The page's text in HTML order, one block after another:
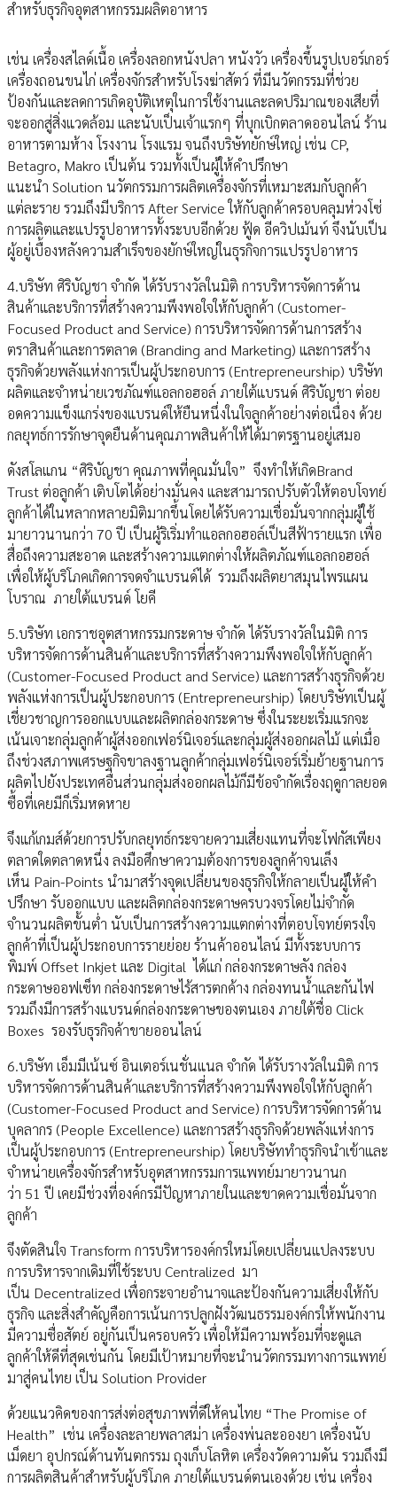
สำหรับธุรกิจอุตสาหกรรมผลิตอาหาร
เช่น เครื่องสไลด์เนื้อ เครื่องลอกหนังปลา หนังวัว เครื่องขึ้นรูปเบอร์เกอร์
เครื่องถอนขนไก่ เครื่องจักรสำหรับโรงฆ่าสัตว์ ที่มีนวัตกรรมที่ช่วย
ป้องกันและลดการเกิดอุบัติเหตุในการใช้งานและลดปริมาณของเสียที่
จะออกสู่สิ่งแวดล้อม และนับเป็นเจ้าแรกๆ ที่บุกเบิกตลาดออนไลน์ ร้าน
อาหารตามห้าง โรงงาน โรงแรม จนถึงบริษัทยักษ์ใหญ่ เช่น CP,
Betagro, Makro เป็นต้น รวมทั้งเป็นผู้ให้คำปรึกษา
แนะนำ Solution นวัตกรรมการผลิตเครื่องจักรที่เหมาะสมกับลูกค้า
แต่ละราย รวมถึงมีบริการ After Service ให้กับลูกค้าครอบคลุมห่วงโซ่
การผลิตและแปรรูปอาหารทั้งระบบอีกด้วย ฟู้ด อีควิปเม้นท์ จึงนับเป็น
ผู้อยู่เบื้องหลังความสำเร็จของยักษ์ใหญ่ในธุรกิจการแปรรูปอาหาร
4.บริษัท ศิริบัญชา จำกัด ได้รับรางวัลในมิติ การบริหารจัดการด้าน
สินค้าและบริการที่สร้างความพึงพอใจให้กับลูกค้า (Customer-
Focused Product and Service) การบริหารจัดการด้านการสร้าง
ตราสินค้าและการตลาด (Branding and Marketing) และการสร้าง
ธุรกิจด้วยพลังแห่งการเป็นผู้ประกอบการ (Entrepreneurship) บริษัท
ผลิตและจำหน่ายเวชภัณฑ์แอลกอฮอล์ ภายใต้แบรนด์ ศิริบัญชา ต่อย
อดความแข็งแกร่งของแบรนด์ให้ยืนหนึ่งในใจลูกค้าอย่างต่อเนื่อง ด้วย
กลยุทธ์การรักษาจุดยืนด้านคุณภาพสินค้าให้ได้มาตรฐานอยู่เสมอ
ดังสโลแกน “ศิริบัญชา คุณภาพที่คุณมั่นใจ” จึงทำให้เกิดBrand
Trust ต่อลูกค้า เติบโตได้อย่างมั่นคง และสามารถปรับตัวให้ตอบโจทย์
ลูกค้าได้ในหลากหลายมิติมากขึ้นโดยได้รับความเชื่อมั่นจากกลุ่มผู้ใช้
มายาวนานกว่า 70 ปี เป็นผู้ริเริ่มทำแอลกอฮอล์เป็นสีฟ้ารายแรก เพื่อ
สื่อถึงความสะอาด และสร้างความแตกต่างให้ผลิตภัณฑ์แอลกอฮอล์
เพื่อให้ผู้บริโภคเกิดการจดจำแบรนด์ได้ รวมถึงผลิตยาสมุนไพรแผน
โบราณ ภายใต้แบรนด์ โยคี
5.บริษัท เอกราชอุตสาหกรรมกระดาษ จำกัด ได้รับรางวัลในมิติ การ
บริหารจัดการด้านสินค้าและบริการที่สร้างความพึงพอใจให้กับลูกค้า
(Customer-Focused Product and Service) และการสร้างธุรกิจด้วย
พลังแห่งการเป็นผู้ประกอบการ (Entrepreneurship) โดยบริษัทเป็นผู้
เชี่ยวชาญการออกแบบและผลิตกล่องกระดาษ ซึ่งในระยะเริ่มแรกจะ
เน้นเจาะกลุ่มลูกค้าผู้ส่งออกเฟอร์นิเจอร์และกลุ่มผู้ส่งออกผลไม้ แต่เมื่อ
ถึงช่วงสภาพเศรษฐกิจขาลงฐานลูกค้ากลุ่มเฟอร์นิเจอร์เริ่มย้ายฐานการ
ผลิตไปยังประเทศอื่นส่วนกลุ่มส่งออกผลไม้ก็มีข้อจำกัดเรื่องฤดูกาลยอด
ซื้อที่เคยมีก็เริ่มหดหาย
จึงแก้เกมส์ด้วยการปรับกลยุทธ์กระจายความเสี่ยงแทนที่จะโฟกัสเพียง
ตลาดใดตลาดหนึ่ง ลงมือศึกษาความต้องการของลูกค้าจนเล็ง
เห็น Pain-Points นำมาสร้างจุดเปลี่ยนของธุรกิจให้กลายเป็นผู้ให้คำ
ปรึกษา รับออกแบบ และผลิตกล่องกระดาษครบวงจรโดยไม่จำกัด
จำนวนผลิตขั้นต่ำ นับเป็นการสร้างความแตกต่างที่ตอบโจทย์ตรงใจ
ลูกค้าที่เป็นผู้ประกอบการรายย่อย ร้านค้าออนไลน์ มีทั้งระบบการ
พิมพ์ Offset Inkjet และ Digital ได้แก่ กล่องกระดาษลัง กล่อง
กระดาษออฟเซ็ท กล่องกระดาษไร้สารตกค้าง กล่องทนน้ำและกันไฟ
รวมถึงมีการสร้างแบรนด์กล่องกระดาษของตนเอง ภายใต้ชื่อ Click
Boxes รองรับธุรกิจค้าขายออนไลน์
6.บริษัท เอ็มมีเน้นซ์ อินเตอร์เนชั่นแนล จำกัด ได้รับรางวัลในมิติ การ
บริหารจัดการด้านสินค้าและบริการที่สร้างความพึงพอใจให้กับลูกค้า
(Customer-Focused Product and Service) การบริหารจัดการด้าน
บุคลากร (People Excellence) และการสร้างธุรกิจด้วยพลังแห่งการ
เป็นผู้ประกอบการ (Entrepreneurship) โดยบริษัททำธุรกิจนำเข้าและ
จำหน่ายเครื่องจักรสำหรับอุตสาหกรรมการแพทย์มายาวนานก
ว่า 51 ปี เคยมีช่วงที่องค์กรมีปัญหาภายในและขาดความเชื่อมั่นจาก
ลูกค้า
จึงตัดสินใจ Transform การบริหารองค์กรใหม่โดยเปลี่ยนแปลงระบบ
การบริหารจากเดิมที่ใช้ระบบ Centralized มา
เป็น Decentralized เพื่อกระจายอำนาจและป้องกันความเสี่ยงให้กับ
ธุรกิจ และสิ่งสำคัญคือการเน้นการปลูกฝังวัฒนธรรมองค์กรให้พนักงาน
มีความซื่อสัตย์ อยู่กันเป็นครอบครัว เพื่อให้มีความพร้อมที่จะดูแล
ลูกค้าให้ดีที่สุดเช่นกัน โดยมีเป้าหมายที่จะนำนวัตกรรมทางการแพทย์
มาสู่คนไทย เป็น Solution Provider
ด้วยแนวคิดของการส่งต่อสุขภาพที่ดีให้คนไทย “The Promise of
Health” เช่น เครื่องละลายพลาสม่า เครื่องพ่นละอองยา เครื่องนับ
เม็ดยา อุปกรณ์ด้านทันตกรรม ถุงเก็บโลหิต เครื่องวัดความดัน รวมถึงมี
การผลิตสินค้าสำหรับผู้บริโภค ภายใต้แบรนด์ตนเองด้วย เช่น เครื่อง